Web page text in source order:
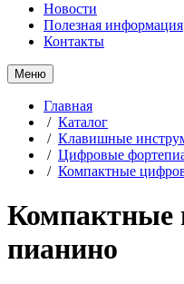
Новости
Полезная информация
Контакты
Меню
Главная
/ Каталог
/ Клавишные
/ Цифровые
/ Компактные
Компактные
пианино